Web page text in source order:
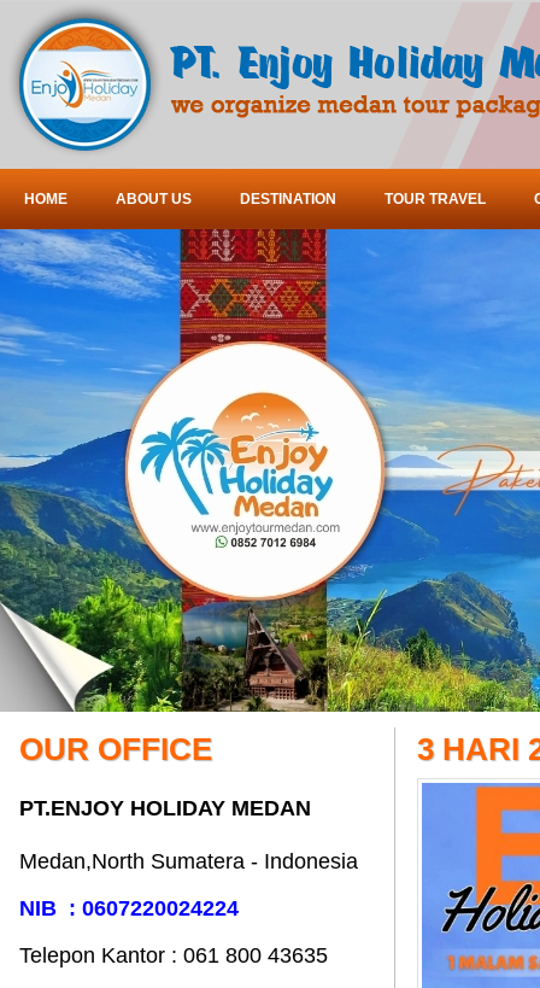
HOME ABOUT US DESTINATION TOUR TRAVEL
OUR OFFICE
PT.ENJOY HOLIDAY MEDAN
Medan,North Sumatera - Indonesia
NIB : 0607220024224
Telepon Kantor : 061‎ 800 43635
3 HARI